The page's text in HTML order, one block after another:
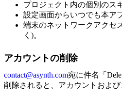
プロジェクト内の個別のス
設定画面からいつでも本ア
端末のネットワークアクセ
く)。
アカウントの削除
contact@asynth.com宛に件名「
削除されると、アカウントおよ